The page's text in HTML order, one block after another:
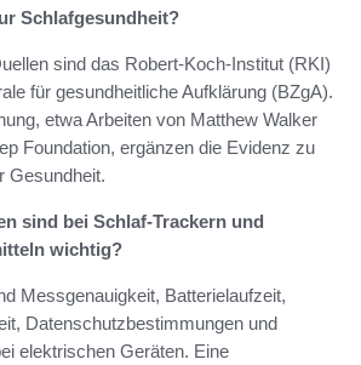
Schlafgesundheit?
sind das Robert-Koch-Institut (RKI)
für gesundheitliche Aufklärung (BZgA).
etwa Arbeiten von Matthew Walker
Foundation, ergänzen die Evidenz zu
Gesundheit.
sind bei Schlaf-Trackern und
wichtig?
Messgenauigkeit, Batterielaufzeit,
Datenschutzbestimmungen und
elektrischen Geräten. Eine